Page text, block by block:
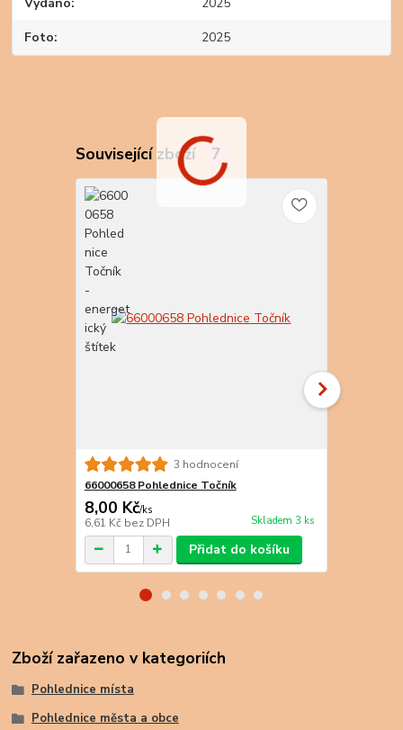
Foto 2025
Související zboží 7
3 hodnocení
66000658 Pohlednice Točník
8,00 Kč/ks
6,61 Kč bez DPH Skladem 3 ks
Přidat do košíku
Zboží zařazeno v kategoriích
Pohlednice místa
Pohlednice města a obce